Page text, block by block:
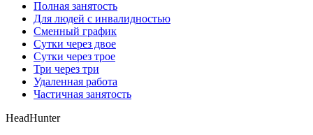
Полная занятость
Для людей с инвалидностью
Сменный график
Сутки через двое
Сутки через трое
Три через три
Удаленная работа
Частичная занятость
HeadHunter